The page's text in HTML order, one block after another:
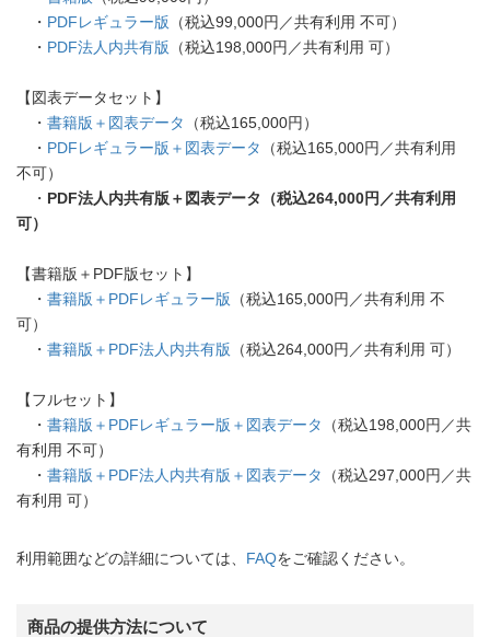
・ PDFレギュラー版 （税込99,000円／共有利用 不可）
・ PDF法人内共有版 （税込198,000円／共有利用 可）
【図表データセット】
・ 書籍版＋図表データ
（税込165,000円）
・ PDFレギュラー版＋図表データ
（税込165,000円／共有利用
不可）
・ PDF法人内共有版＋図表データ（税込264,000円／共有利用
可）
【書籍版＋PDF版セット】
・ 書籍版＋PDFレギュラー版 （税込165,000円／共有利用 不
可）
・ 書籍版＋PDF法人内共有版 （税込264,000円／共有利用 可）
【フルセット】
・ 書籍版＋PDFレギュラー版＋図表データ
（税込198,000円／共
有利用 不可）
・ 書籍版＋PDF法人内共有版＋図表データ
（税込297,000円／共
有利用 可）
利用範囲などの詳細については、 FAQをご確認ください。
商品の提供方法について